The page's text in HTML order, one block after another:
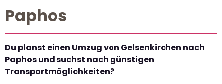
Paphos
Du planst einen Umzug von Gelsenkirchen nach
Paphos und suchst nach günstigen
Transportmöglichkeiten?